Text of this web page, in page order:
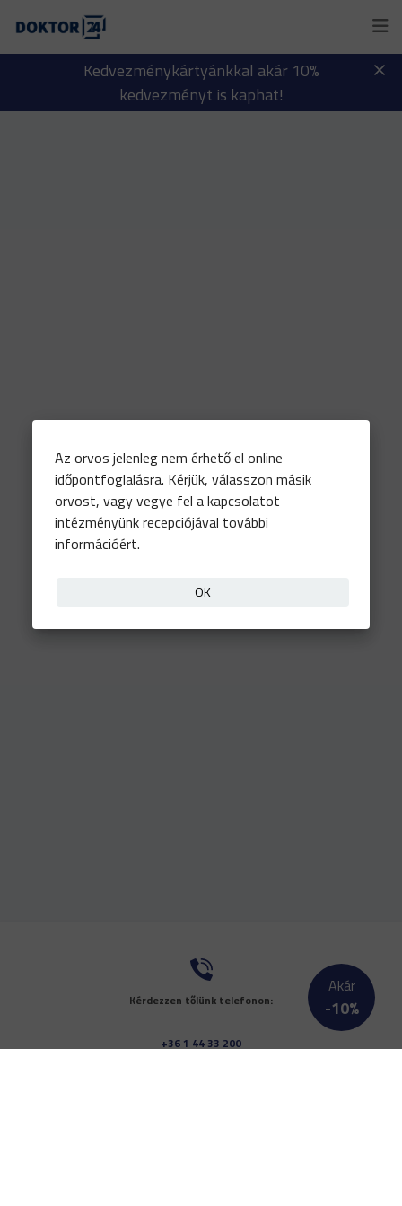
Kedvezménykártyánkkal akár 10%
kedvezményt is kaphat!
Kérdezzen tőlünk telefonon:
+36 1 44 33 200
Akár
-10%
Az orvos jelenleg nem érhető el online
időpontfoglalásra. Kérjük, válasszon másik
orvost, vagy vegye fel a kapcsolatot
intézményünk recepciójával további
információért.
OK